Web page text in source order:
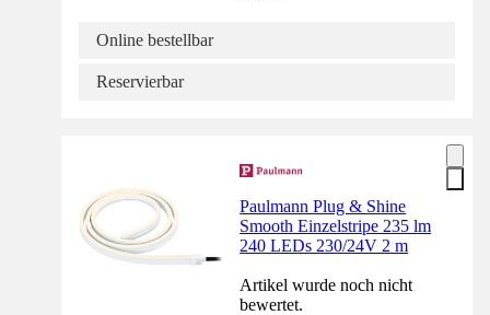
Online bestellbar
Reservierbar
Paulmann Plug & Shine
Smooth Einzelstripe 235 lm
240 LEDs 230/24V 2 m
Artikel wurde noch nicht
bewertet.